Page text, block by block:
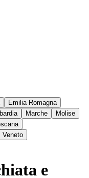
Emilia Romagna
Marche
Molise
Veneto
e